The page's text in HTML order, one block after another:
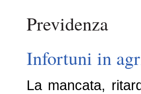
Previdenza
Infortuni in
La mancata,